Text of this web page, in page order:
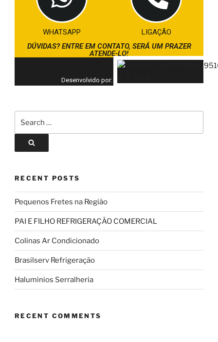
WHATSAPP
LIGAÇÃO
DÚVIDAS? ENTRE EM CONTATO, SERÁ UM PRAZER
ATENDE-LO!
Desenvolvido por:
RECENT POSTS
Pequenos Fretes na Região
PAI E FILHO REFRIGERAÇÃO COMERCIAL
Colinas Ar Condicionado
Brasilserv Refrigeração
Haluminios Serralheria
RECENT COMMENTS